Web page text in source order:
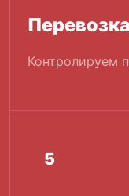
Перевозка
Контролируем
5